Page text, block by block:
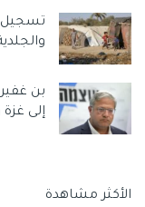
بن
إلى
الأكثر مشاهدة